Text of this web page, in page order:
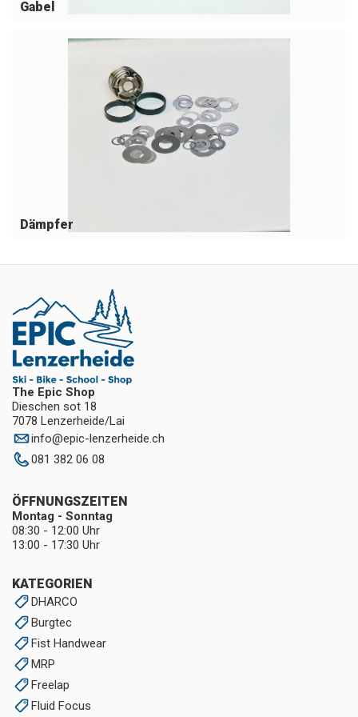
Gabel
Dämpfer
The Epic Shop
Dieschen sot 18
7078 Lenzerheide/Lai
info@epic-lenzerheide.ch
081 382 06 08
KATEGORIEN
DHARCO
Burgtec
Fist Handwear
MRP
Freelap
Fluid Focus
ÖFFNUNGSZEITEN
Montag - Sonntag
08:30 - 12:00 Uhr
13:00 - 17:30 Uhr